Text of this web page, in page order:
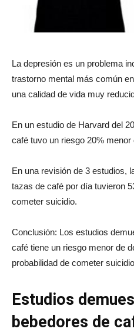
La depresión es un problema
trastorno mental más común
una calidad de vida muy
En un estudio de Harvard del
café tuvo un riesgo 20% menor
En una revisión de 3 estudios,
tazas de café por día tuvieron
cometer suicidio.
Conclusión: Los estudios
café tiene un riesgo menor de
probabilidad de cometer
Estudios
bebedores de